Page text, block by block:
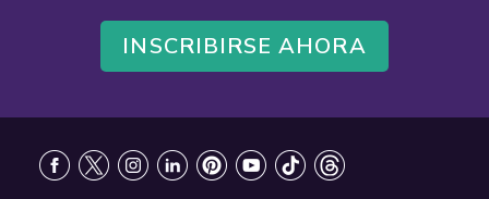
INSCRIBIRSE AHORA